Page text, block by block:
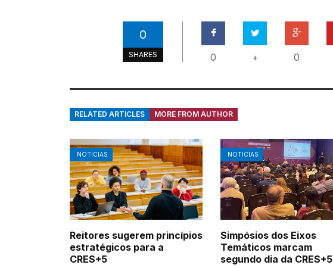
0
SHARES 0 + 0
RELATED ARTICLES MORE FROM AUTHOR
NOTICIAS
Reitores sugerem princípios
estratégicos para a
CRES+5
NOTICIAS
Simpósios dos Eixos
Temáticos marcam
segundo dia da CRES+5